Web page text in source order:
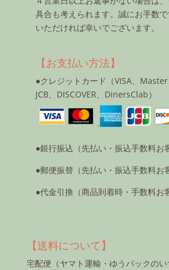
具合も考えられます。誠にお手数
いただければ幸いでございます。
【お支払い方法】
●クレジットカード（VISA、Master
JCB、DISCOVER、DinersClab）
●銀行振込（先払い・振込手数料お
●郵便振替（先払い・振込手数料お
●代金引換（商品到着時・手数料お
【送料について】
宅配便（ヤマト運輸・ゆうパックの